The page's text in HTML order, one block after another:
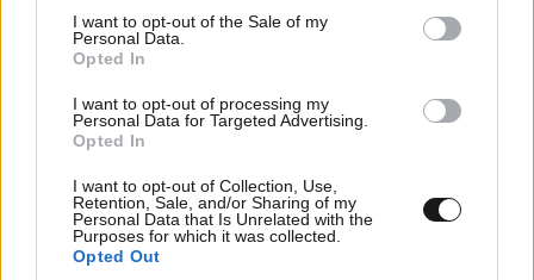
consent section.
I want to opt-out of the Sale of my
Personal Data.
Opted In
I want to opt-out of processing my
Personal Data for Targeted Advertising.
Opted In
I want to opt-out of Collection, Use,
Retention, Sale, and/or Sharing of my
Personal Data that Is Unrelated with the
Purposes for which it was collected.
Opted Out